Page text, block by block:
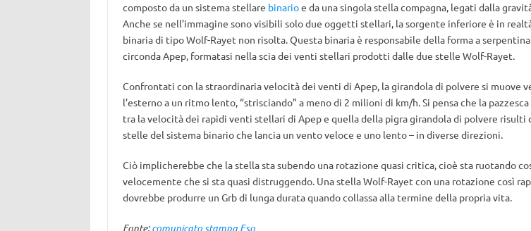
composto da un sistema stellare binarioe da una singola stella compagna, legati dalla
Anche se nell’immagine sono visibili solo due oggetti stellari, la sorgente inferiore è in
binaria di tipo Wolf-Rayet non risolta. Questa binaria è responsabile della forma a
circonda Apep, formatasi nella scia dei venti stellari prodotti dalle due stelle Wolf-Rayet.
Confrontati con la straordinaria velocità dei venti di Apep, la girandola di polvere si muove
l’esterno a un ritmo lento, “strisciando” a meno di 2 milioni di km/h. Si pensa che la
tra la velocità dei rapidi venti stellari di Apep e quella della pigra girandola di polvere risulti
stelle del sistema binario che lancia un vento veloce e uno lento – in diverse direzioni.
Ciò implicherebbe che la stella sta subendo una rotazione quasi critica, cioè sta ruotando
velocemente che si sta quasi distruggendo. Una stella Wolf-Rayet con una rotazione così
dovrebbe produrre un Grb di lunga durata quando collassa alla termine della propria vita.
Fonte:comunicato stampa Eso